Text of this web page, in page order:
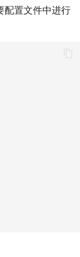
配置文件中进行